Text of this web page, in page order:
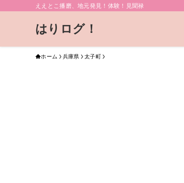
ええとこ播磨、地元発見！体験！見聞禄
はりログ！
ホーム 兵庫県 太子町